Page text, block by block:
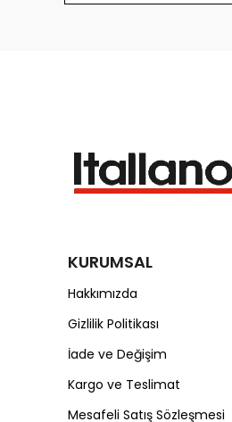
KURUMSAL
Hakkımızda
Gizlilik Politikası
İade ve Değişim
Kargo ve Teslimat
Mesafeli Satış Sözleşmesi